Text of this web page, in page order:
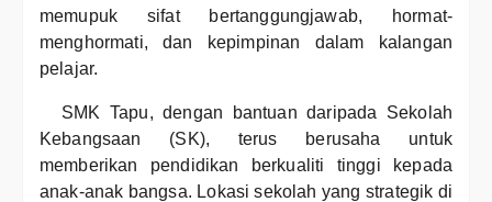
memupuk sifat bertanggungjawab, hormat-
menghormati, dan kepimpinan dalam kalangan
pelajar.
SMK Tapu, dengan bantuan daripada Sekolah
Kebangsaan (SK), terus berusaha untuk
memberikan pendidikan berkualiti tinggi kepada
anak-anak bangsa. Lokasi sekolah yang strategik di